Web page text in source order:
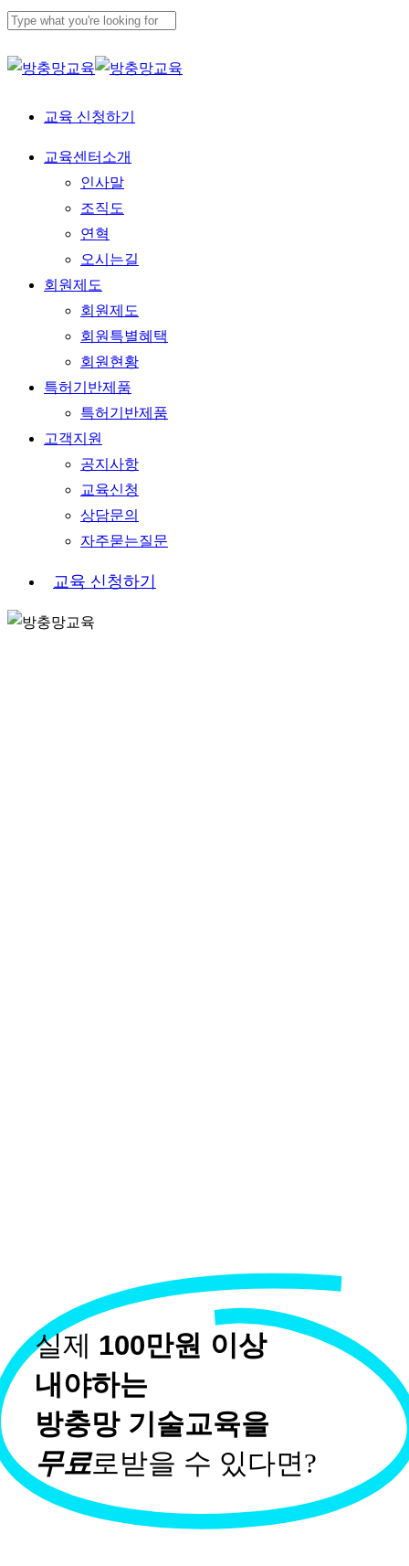
Skip
main
Close
교육 신청하기
Menu
교육센터소개
인사말
조직도
연혁
오시는길
회원제도
회원제도
회원특별혜택
회원현황
특허기반제품
특허기반제품
고객지원
공지사항
교육신청
상담문의
자주묻는질문
교육 신청하기
실제 100만원 이상
내야하는
방충망 기술교육을
무료로받을 수 있다면?